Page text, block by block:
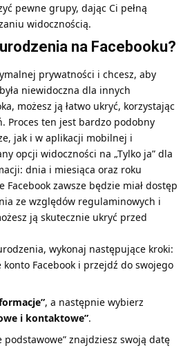
pewne grupy, dając Ci pełną
widocznością.
na Facebooku?
prywatności i chcesz, aby
niewidoczna dla innych
możesz ją łatwo ukryć, korzystając
Proces ten jest bardzo podobny
jak i w aplikacji mobilnej i
opcji widoczności na „Tylko ja” dla
dnia i miesiąca oraz roku
Facebook zawsze będzie miał dostęp
ze względów regulaminowych i
ją skutecznie ukryć przed
wykonaj następujące kroki:
Facebook i przejdź do swojego
, a następnie wybierz
i kontaktowe”.
podstawowe” znajdziesz swoją datę